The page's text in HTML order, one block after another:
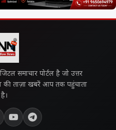
समाचार पोर्टल है जो उत्तर
की ताज़ा खबरें आप तक पहुंचाता
है।